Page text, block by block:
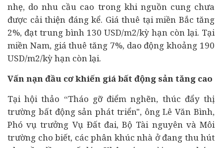
nhẹ, do nhu cầu cao trong khi nguồn cung chưa
được cải thiện đáng kể. Giá thuê tại miền Bắc tăng
2%, đạt trung bình 130 USD/m2/kỳ hạn còn lại. Tại
miền Nam, giá thuê tăng 7%, dao động khoảng 190
USD/m2/kỳ hạn còn lại.
Vấn nạn đầu cơ khiến giá bất động sản tăng cao
Tại hội thảo “Tháo gỡ điểm nghẽn, thúc đẩy thị
trường bất động sản phát triển", ông Lê Văn Bình,
Phó vụ trưởng Vụ Đất đai, Bộ Tài nguyên và Môi
trường cho biết, các phân khúc nhà ở đang thu hút